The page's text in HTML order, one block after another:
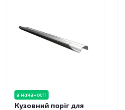
в наявності
Кузовний поріг для